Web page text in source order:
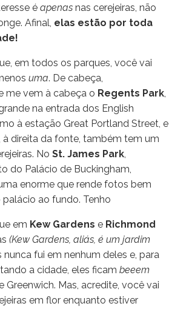
é apenas nas cerejeiras, não
Afinal, elas estão por toda
em todos os parques, você vai
uma. De cabeça,
me vem à cabeça o Regents Park,
na entrada dos English
à estação Great Portland Street, e
à direita da fonte, também tem um
No St. James Park,
do Palácio de Buckingham,
enorme que rende fotos bem
ao fundo. Tenho
em Kew Gardens e Richmond
(Kew Gardens, aliás, é um jardim
nunca fui em nenhum deles e, para
a cidade, eles ficam beeem
Greenwich. Mas, acredite, você vai
em flor enquanto estiver